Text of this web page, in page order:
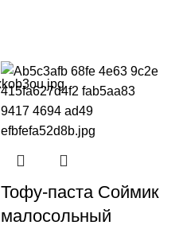
Тофу-паста Соймик
малосольный